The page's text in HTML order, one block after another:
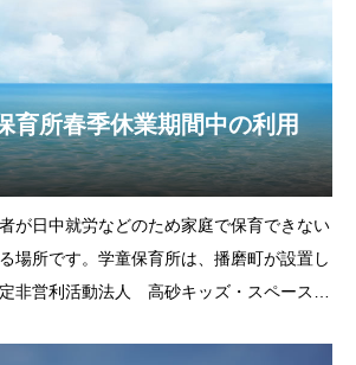
育所春季休業期間中の利用
が日中就労などのため家庭で保育できない
場所です。学童保育所は、播磨町が設置し
非営利活動法人 高砂キッズ・スペースが